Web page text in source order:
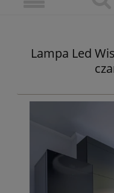
Lampa Led